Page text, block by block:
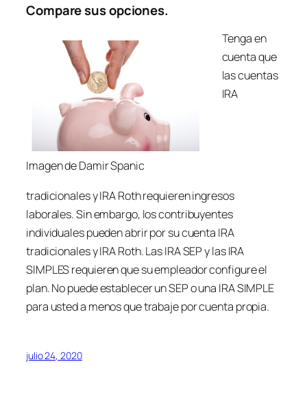
Compare sus opciones.
Imagen de Damir Spanic
Tenga en
cuenta que
las cuentas
IRA
tradicionales y IRA Roth requieren ingresos
laborales. Sin embargo, los contribuyentes
individuales pueden abrir por su cuenta IRA
tradicionales y IRA Roth. Las IRA SEP y las IRA
SIMPLES requieren que su empleador configure el
plan. No puede establecer un SEP o una IRA SIMPLE
para usted a menos que trabaje por cuenta propia.
julio 24, 2020